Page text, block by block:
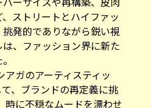
ストリートとハイファッ
発的でありながら鋭い視
、ファッション界に新た
ガのアーティスティッ
、ブランドの再定義に挑
に不穏なムードを漂わせ